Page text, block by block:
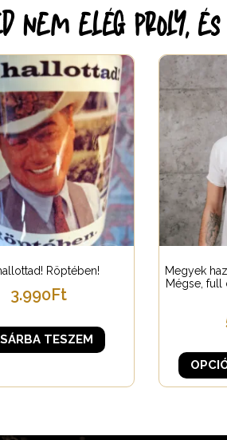
nem elég proly,
Röptében!
3.990Ft
TESZEM
Megyek
Mégse, full